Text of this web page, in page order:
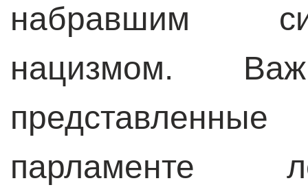
набравшим
нацизмом.
парламенте